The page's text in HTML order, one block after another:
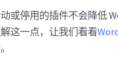
或停用的插件不会降低
这一点，让我们看看
。